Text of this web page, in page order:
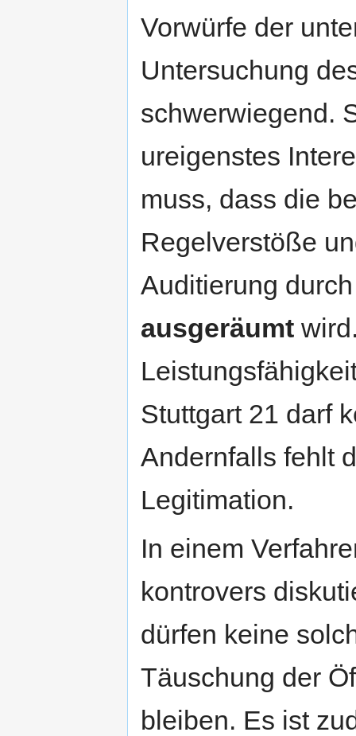
Vorwürfe der
Untersuchung
schwerwiegend.
ureigenstes
muss, dass die
Regelverstöße
Auditierung
ausgeräumt
Stuttgart 21 darf
Andernfalls fehlt
Legitimation.
In einem
kontrovers
dürfen keine
Täuschung der
bleiben. Es ist